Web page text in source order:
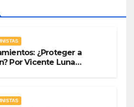
¿Proteger a
Por Vicente Luna